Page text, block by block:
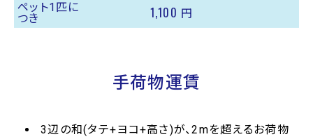
ペット1匹に
つき
1,100 円
手荷物運賃
3辺の和(タテ+ヨコ+高さ)が、2mを超えるお荷物